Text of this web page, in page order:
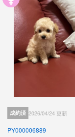
成約済 2026/04/24 更新
PY000006889